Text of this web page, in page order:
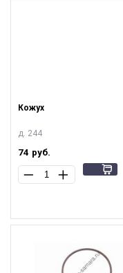
Кожух
д. 244
74 руб.